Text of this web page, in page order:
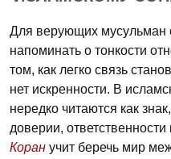
Для верующих мусульман
напоминать о тонкости
том, как легко связь
нет искренности. В
нередко читаются как
доверии,
Коран учит беречь мир